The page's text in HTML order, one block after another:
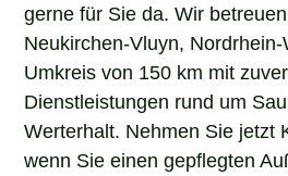
gerne für Sie da. Wir
Neukirchen-Vluyn,
Umkreis von 150 km mit
Dienstleistungen rund um
Werterhalt. Nehmen Sie jetzt
wenn Sie einen gepflegten